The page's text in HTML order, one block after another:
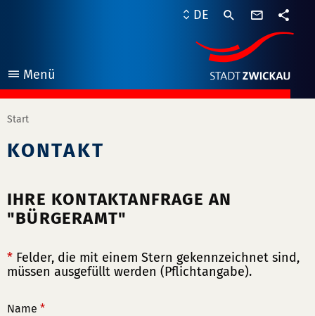
Menü
öffnen
DE
Start
KONTAKT
IHRE KONTAKTANFRAGE AN
"BÜRGERAMT"
* Felder, die mit einem Stern gekennzeichnet sind,
müssen ausgefüllt werden (Pflichtangabe).
Name *